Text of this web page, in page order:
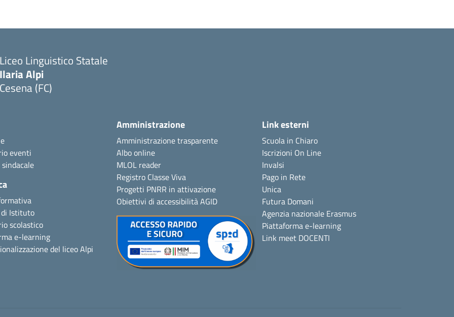
Liceo Linguistico Statale
Ilaria Alpi
Cesena (FC)
eventi
Istituto
scolastico
e-learning
del liceo Alpi
Amministrazione
Amministrazione trasparente
Albo online
MLOL reader
Registro Classe Viva
Progetti PNRR in attivazione
Obiettivi di accessibilità AGID
Link esterni
Scuola in Chiaro
Iscrizioni On Line
Invalsi
Pago in Rete
Unica
Futura Domani
Agenzia nazionale Erasmus
Piattaforma e-learning
Link meet DOCENTI